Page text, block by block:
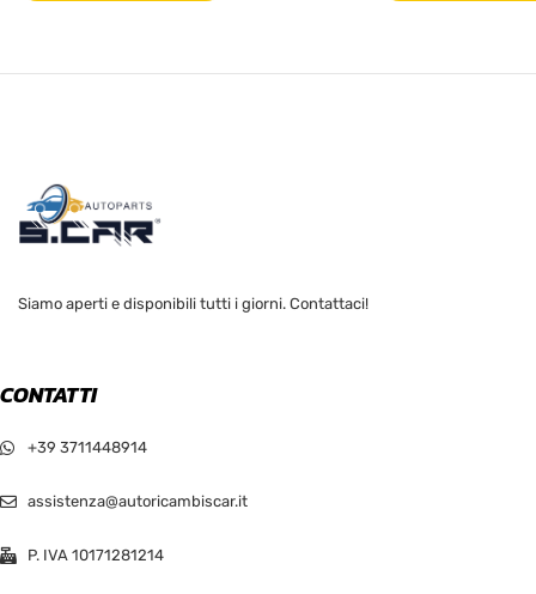
Siamo aperti e disponibili tutti i giorni. Contattaci!
CONTATTI
+39 3711448914
assistenza@autoricambiscar.it
P. IVA 10171281214